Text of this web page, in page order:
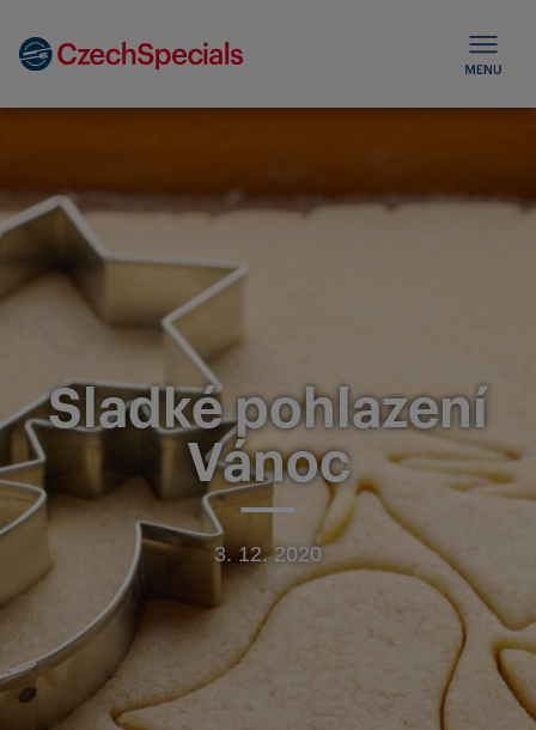
Sladké pohlazení
Vánoc
3. 12. 2020